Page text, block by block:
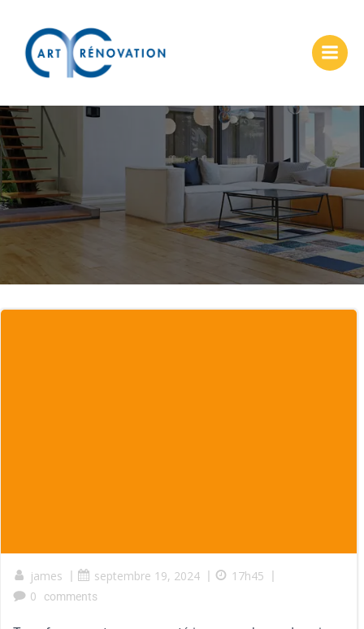
james | septembre 19, 2024 | 17h45 |
0
comments